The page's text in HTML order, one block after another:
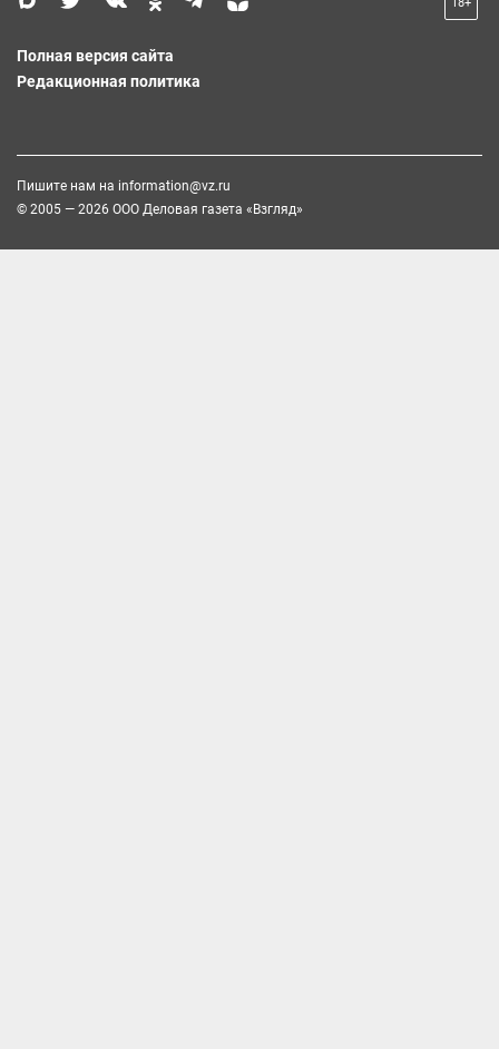
Полная версия сайта
Редакционная политика
Пишите нам на information@vz.ru
© 2005 — 2026 ООО Деловая газета «Взгляд»